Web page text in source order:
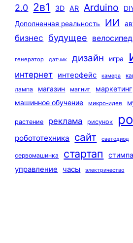
2.0 2в1 3D AR Arduino
Дополненная реальность ИИ
бизнес будущее велосипед
генератор датчик дизайн игра
интернет интерфейс камера
лампа
магазин магнит
маркетинг
машинное обучение
микро-идея
растение реклама рисунок
робототехника сайт светодиод
сервомашинка стартап
управление часы электричество